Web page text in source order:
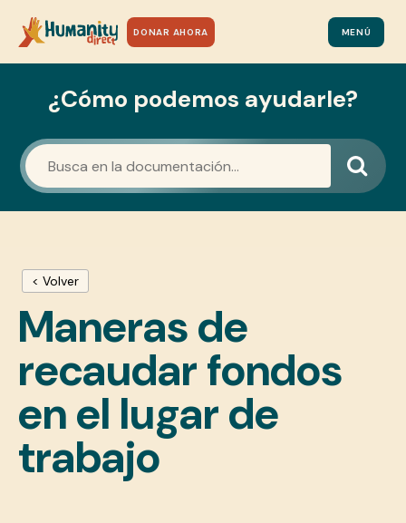
DONAR AHORA MENÚ
¿Cómo podemos ayudarle?
< Volver
Maneras de
recaudar fondos
en el lugar de
trabajo